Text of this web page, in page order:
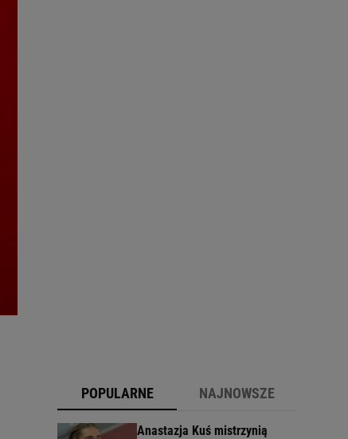
POPULARNE NAJNOWSZE
Anastazja Kuś mistrzynią